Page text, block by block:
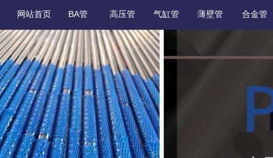
网站首页 BA管 高压管 气缸管 薄壁管 合金管